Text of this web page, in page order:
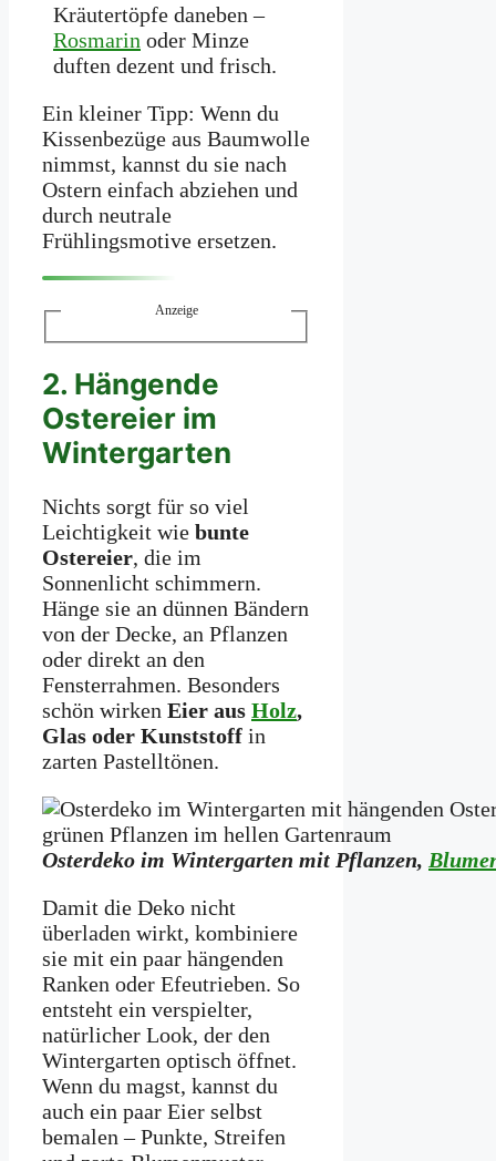
Kräutertöpfe daneben –
Rosmarin oder Minze
duften dezent und frisch.
Ein kleiner Tipp: Wenn du
Kissenbezüge aus Baumwolle
nimmst, kannst du sie nach
Ostern einfach abziehen und
durch neutrale
Frühlingsmotive ersetzen.
Anzeige
2. Hängende
Ostereier im
Wintergarten
Nichts sorgt für so viel
Leichtigkeit wie bunte
Ostereier, die im
Sonnenlicht schimmern.
Hänge sie an dünnen Bändern
von der Decke, an Pflanzen
oder direkt an den
Fensterrahmen. Besonders
schön wirken Eier aus Holz,
Glas oder Kunststoff in
zarten Pastelltönen.
Osterdeko im Wintergarten mit Pflanzen,
Damit die Deko nicht
überladen wirkt, kombiniere
sie mit ein paar hängenden
Ranken oder Efeutrieben. So
entsteht ein verspielter,
natürlicher Look, der den
Wintergarten optisch öffnet.
Wenn du magst, kannst du
auch ein paar Eier selbst
bemalen – Punkte, Streifen